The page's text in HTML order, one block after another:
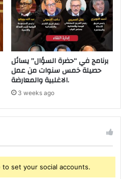
برنامج في “حضرة السؤال” يسائل
حصيلة خمس سنوات من عمل
الاغلبية والمعارضة.
3 weeks ago
set your social accounts.